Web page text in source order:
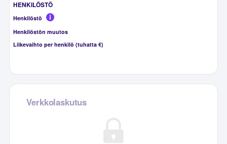
HENKILÖSTÖ
Henkilöstö
Henkilöstön muutos
Liikevaihto per henkilö (tuhatta €)
Verkkolaskutus